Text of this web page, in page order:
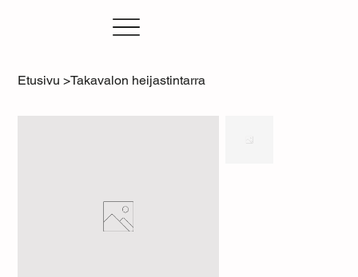
Etusivu >Takavalon heijastintarra